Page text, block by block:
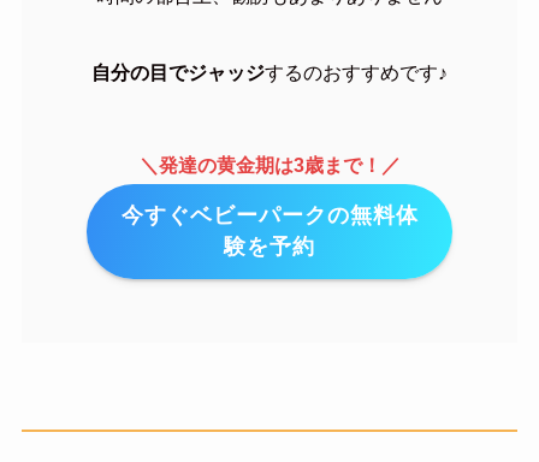
自分の目でジャッジするのおすすめです♪
＼発達の黄金期は3歳まで！／
今すぐベビーパークの無料体
験を予約